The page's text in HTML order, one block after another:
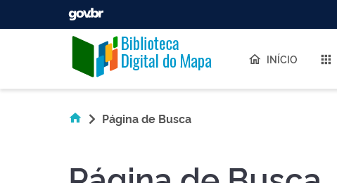
Skip navigation
INÍCIO
Página de Busca